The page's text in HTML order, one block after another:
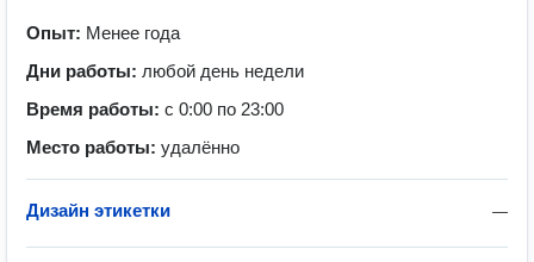
Опыт: Менее года
Дни работы: любой день недели
Время работы: с 0:00 по 23:00
Место работы: удалённо
—
Дизайн этикетки